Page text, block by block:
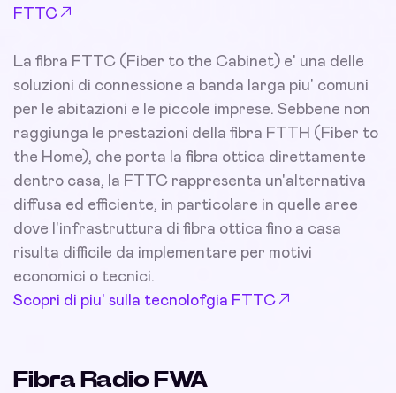
FTTC
La fibra FTTC (Fiber to the Cabinet) e' una delle
soluzioni di connessione a banda larga piu' comuni
per le abitazioni e le piccole imprese. Sebbene non
raggiunga le prestazioni della fibra FTTH (Fiber to
the Home), che porta la fibra ottica direttamente
dentro casa, la FTTC rappresenta un'alternativa
diffusa ed efficiente, in particolare in quelle aree
dove l'infrastruttura di fibra ottica fino a casa
risulta difficile da implementare per motivi
economici o tecnici.
Scopri di piu' sulla tecnolofgia FTTC
Fibra Radio FWA